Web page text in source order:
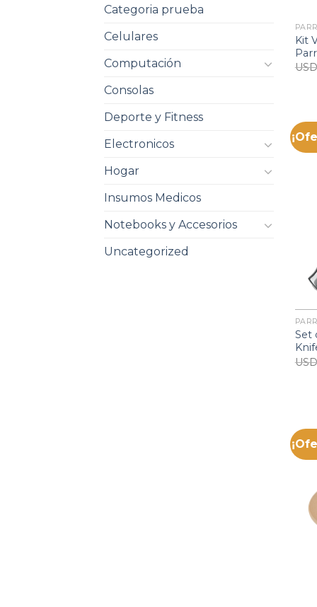
Categoria prueba
Celulares
Computación
Consolas
Deporte y Fitness
Electronicos
Hogar
Insumos Medicos
Notebooks y Accesorios
Uncategorized
Kit
Set